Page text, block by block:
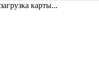
загрузка карты...